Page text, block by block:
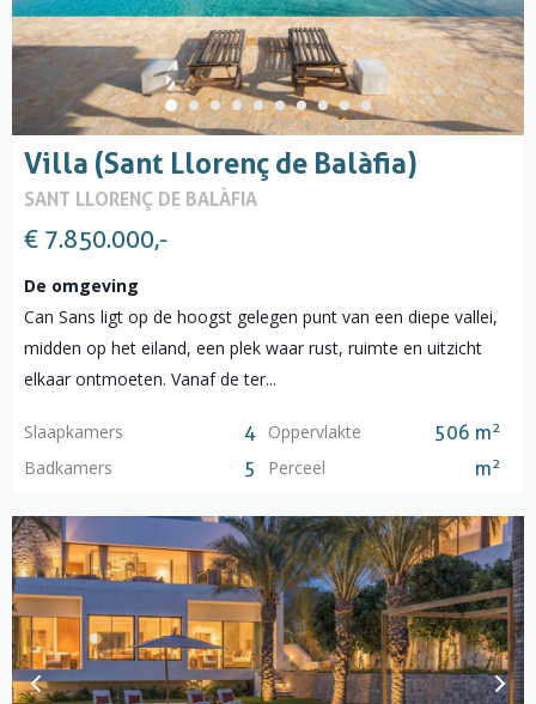
Villa (Sant Llorenç de Balàfia)
SANT LLORENÇ DE BALÀFIA
€ 7.850.000,-
De omgeving
Can Sans ligt op de hoogst gelegen punt van een diepe vallei,
midden op het eiland, een plek waar rust, ruimte en uitzicht
elkaar ontmoeten. Vanaf de ter...
Slaapkamers 4 Oppervlakte 506 m2
Badkamers 5 Perceel m2